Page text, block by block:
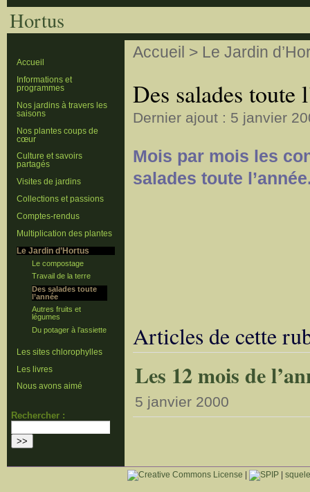
Hortus
Accueil > Le Jardin
Des salades toute
Dernier ajout : 5 janvier
Mois par mois les
salades toute
Articles de cette
Les 12 mois de
5 janvier 2000
Accueil
Informations et
programmes
Nos jardins à travers les
saisons
Nos plantes coups de
cœur
Culture et savoirs
partagés
Visites de jardins
Collections et passions
Comptes-rendus
Multiplication des plantes
Le Jardin d’Hortus
Le compostage
Travail de la terre
Des salades toute
l’année
Autres fruits et
légumes
Du potager à l’assiette
Les sites chlorophylles
Les livres
Nous avons aimé
Rechercher :
|